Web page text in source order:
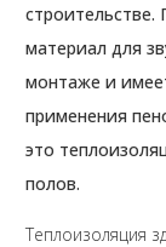
материал для
монтаже и
применения
это
полов.
Теплоизоляция